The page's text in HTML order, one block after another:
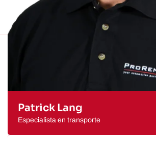
Patrick Lang
Especialista en transporte